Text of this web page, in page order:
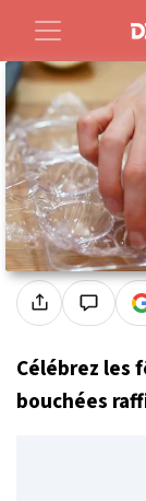
Accueil
Servez
saumon
ParCynthia
Publié le 23/12/
Célébrez les
bouchées